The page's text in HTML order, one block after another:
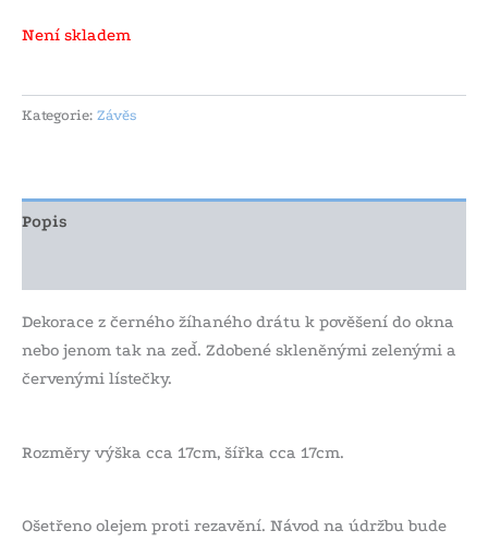
Není skladem
Kategorie: Závěs
Popis
Dekorace z černého žíhaného drátu k pověšení do okna
nebo jenom tak na zeď. Zdobené skleněnými zelenými a
červenými lístečky.
Rozměry výška cca 17cm, šířka cca 17cm.
Ošetřeno olejem proti rezavění. Návod na údržbu bude